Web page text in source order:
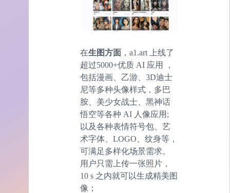
在生图方面 ，a1.art 上线了
超过5000+优质 AI 应用 ，
包括漫画、乙游、3D迪士
尼等多种头像样式，多巴
胺、美少女战士、黑神话
悟空等各种 AI 人像应用;
以及各种表情符号包、艺
术字体、LOGO、纹身等，
可满足多样化场景需求。
用户只需上传一张照片，
10 s 之内就可以生成精美图
像；